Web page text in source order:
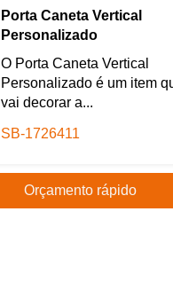
Porta Caneta Vertical
Personalizado
O Porta Caneta Vertical
Personalizado é um item
vai decorar a...
SB-1726411
Orçamento rápido